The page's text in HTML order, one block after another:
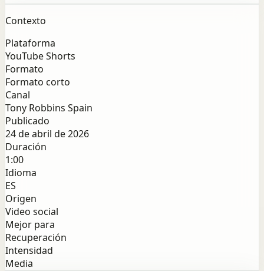
Contexto
Plataforma
YouTube Shorts
Formato
Formato corto
Canal
Tony Robbins Spain
Publicado
24 de abril de 2026
Duración
1:00
Idioma
ES
Origen
Video social
Mejor para
Recuperación
Intensidad
Media